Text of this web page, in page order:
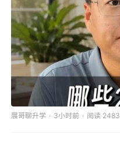
展哥聊升学 3小时前 阅读 2483